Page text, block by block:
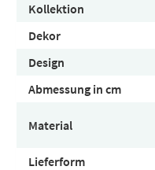
Kollektion
Dekor
Design
Abmessung in cm
Material
Lieferform